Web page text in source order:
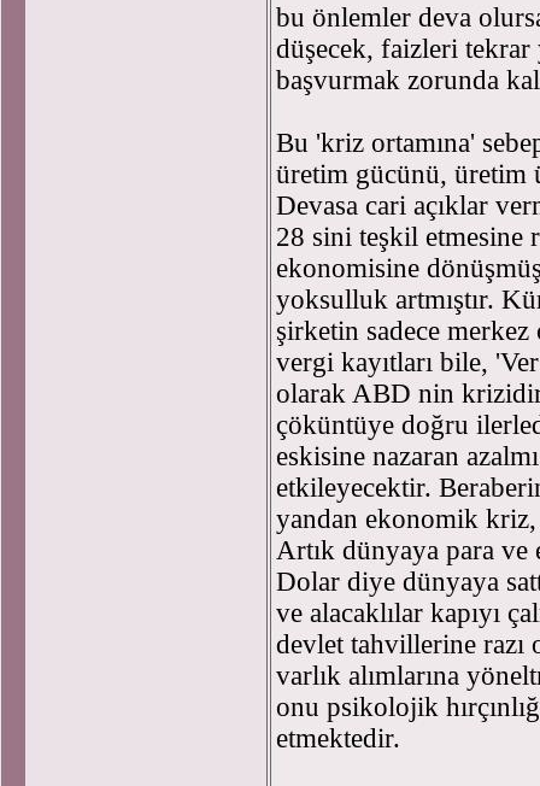
bu önlemler deva
düşecek, faizleri
başvurmak zorunda
Bu 'kriz ortamına'
üretim gücünü, üretim
Devasa cari açıklar
28 sini teşkil
ekonomisine
yoksulluk artmıştır.
şirketin sadece
vergi kayıtları bile,
olarak ABD nin
çöküntüye doğru
eskisine nazaran
etkileyecektir.
yandan ekonomik kriz,
Artık dünyaya para ve
Dolar diye dünyaya
ve alacaklılar kapıyı
devlet tahvillerine razı
varlık alımlarına
onu psikolojik
etmektedir.